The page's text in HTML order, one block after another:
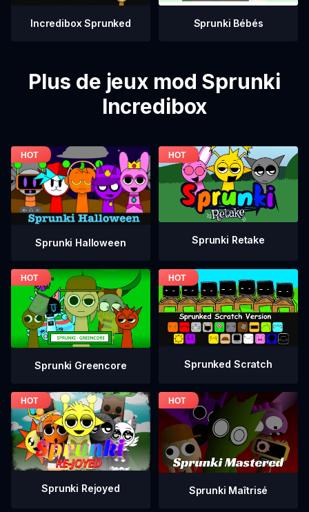
Incredibox Sprunked Sprunki Bébés
Plus de jeux mod Sprunki
Incredibox
Sprunki Halloween Sprunki Retake
Sprunki Greencore Sprunked Scratch
Sprunki Rejoyed Sprunki Maîtrisé